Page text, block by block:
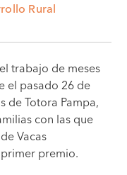
Rural
trabajo de meses
el pasado 26 de
de Totora Pampa,
con las que
Vacas
premio.